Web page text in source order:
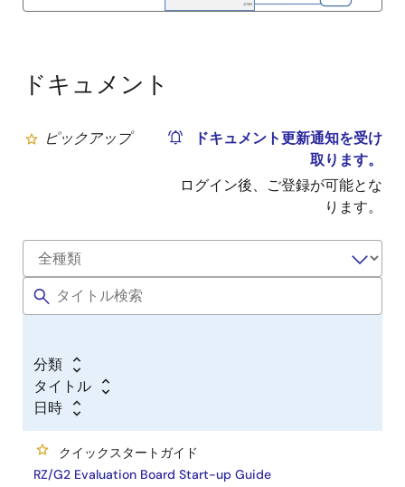
ドキュメント
ピックアップ
ドキュメント更新通知を受け
取ります。
ログイン後、ご登録が可能とな
ります。
分類
タイトル
日時
クイックスタートガイド
RZ/G2 Evaluation Board Start-up Guide